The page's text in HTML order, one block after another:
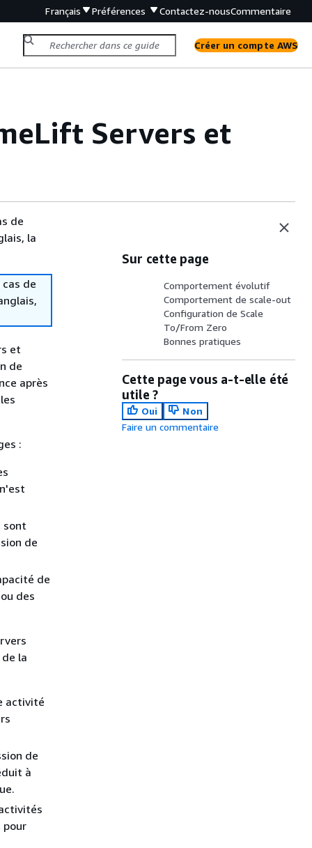
Français Préférences Contactez-nousCommentaire
Créer un compte AWS
Servers et
de
la
de
et
de
après
:
sont
de
de
des
la
activité
de
à
pour
Sur cette page
Comportement évolutif
Comportement de scale-out
Configuration de Scale
To/From Zero
Bonnes pratiques
Cette page vous a-t-elle été
utile ?
Oui
Non
Faire un commentaire